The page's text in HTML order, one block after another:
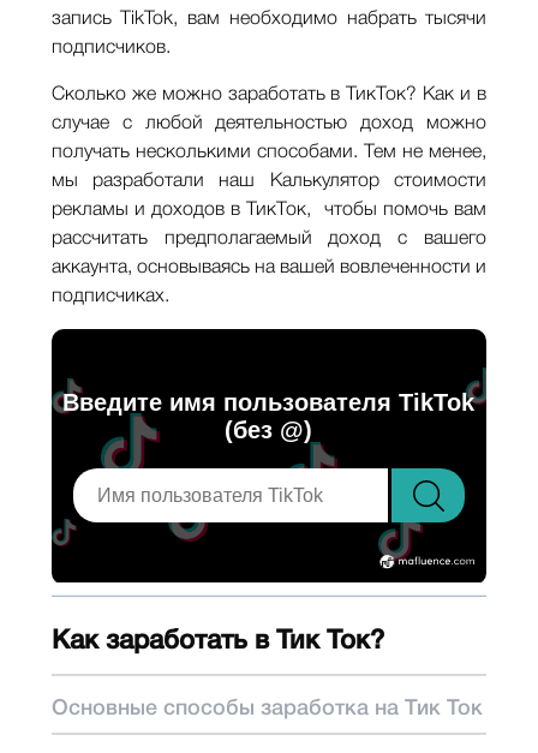
запись TikTok, вам необходимо набрать тысячи
подписчиков.
Сколько же можно заработать в ТикТок? Как и в
случае с любой деятельностью доход можно
получать несколькими способами. Тем не менее,
мы разработали наш Калькулятор стоимости
рекламы и доходов в ТикТок, чтобы помочь вам
рассчитать предполагаемый доход с вашего
аккаунта, основываясь на вашей вовлеченности и
подписчиках.
Введите имя пользователя TikTok
(без @)
Как заработать в Тик Ток?
Основные способы заработка на Тик Ток